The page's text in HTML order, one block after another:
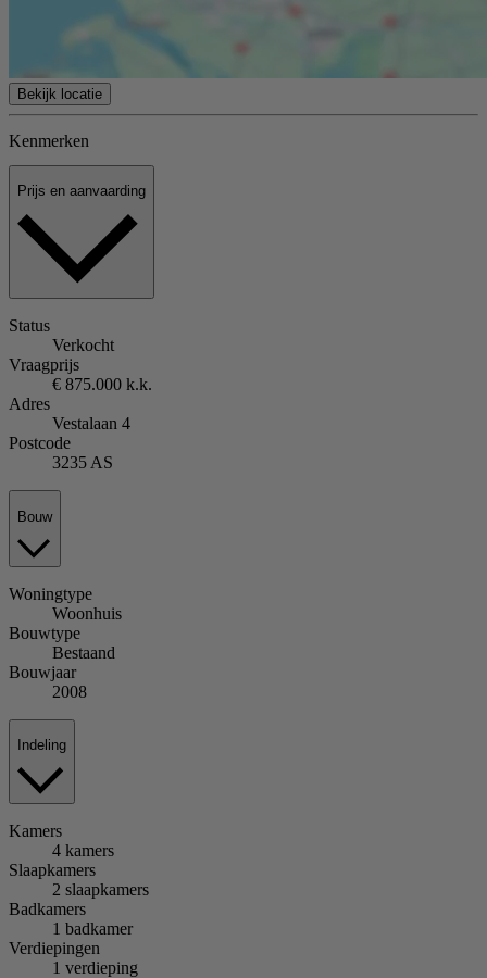
Bekijk locatie
Kenmerken
Prijs en aanvaarding
Status
Verkocht
Vraagprijs
€ 875.000 k.k.
Adres
Vestalaan 4
Postcode
3235 AS
Bouw
Woningtype
Woonhuis
Bouwtype
Bestaand
Bouwjaar
2008
Indeling
Kamers
4 kamers
Slaapkamers
2 slaapkamers
Badkamers
1 badkamer
Verdiepingen
1 verdieping